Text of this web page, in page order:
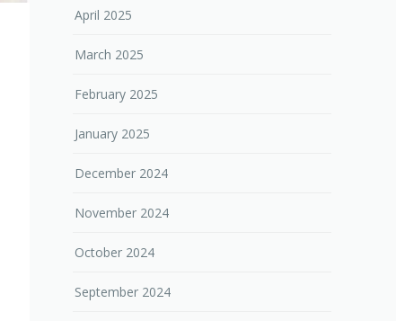
April 2025
March 2025
February 2025
January 2025
December 2024
November 2024
October 2024
September 2024